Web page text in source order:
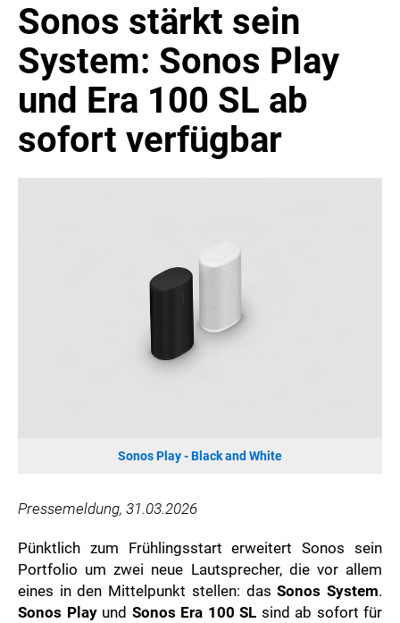
SWORDFISH
AURA
AWOL VISION
BESTATTUNG HIMMELBLAU
CARRERA
EORA
KONAMI
CHERRY
SYLVOX
Sonos stärkt sein
System: Sonos Play
und Era 100 SL ab
sofort verfügbar
Sonos Play - Black and White
Pressemeldung, 31.03.2026
Pünktlich zum Frühlingsstart erweitert Sonos sein
Portfolio um zwei neue Lautsprecher, die vor allem
eines in den Mittelpunkt stellen: dasSonos System.
Sonos Playund Sonos Era 100 SL sind ab sofort für